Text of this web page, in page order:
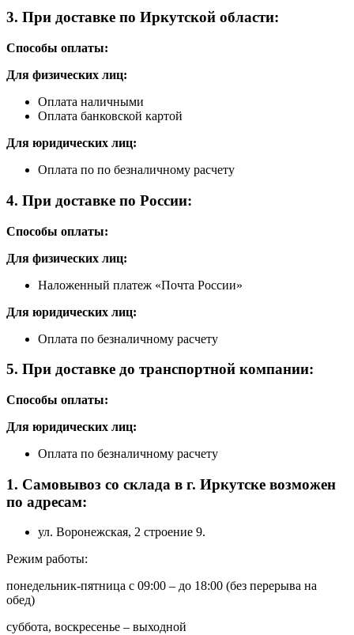
3. При доставке по Иркутской области:
Способы оплаты:
Для физических лиц:
Оплата наличными
Оплата банковской картой
Для юридических лиц:
Оплата по по безналичному расчету
4. При доставке по России:
Способы оплаты:
Для физических лиц:
Наложенный платеж «Почта России»
Для юридических лиц:
Оплата по безналичному расчету
5. При доставке до транспортной компании:
Способы оплаты:
Для юридических лиц:
Оплата по безналичному расчету
1. Самовывоз со склада в г. Иркутске возможен
по адресам:
ул. Воронежская, 2 строение 9.
Режим работы:
понедельник-пятница с 09:00 – до 18:00 (без перерыва на
обед)
суббота, воскресенье – выходной